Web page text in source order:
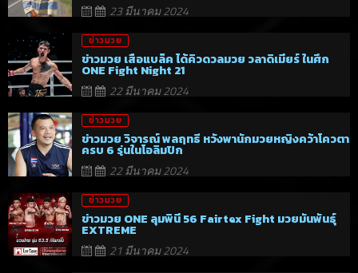
23 มีนาคม 2024
ข่าวมวย
ข่าวมวย เสือแบล็ค ได้คิวดวลมวย วลาดิเมียร์ ในศึก
ONE Fight Night 21
22 มีนาคม 2024
ข่าวมวย
ข่าวมวย วิจารณ์ พลฤทธิ์ หวังพานักมวยหญิงคว้าโควตา
ครบ 6 รุ่นในโอลิมปิก
22 มีนาคม 2024
ข่าวมวย
ข่าวมวย ONE ลุมพินี 56 Fairtex Fight มวยมันพันธุ์
EXTREME
21 มีนาคม 2024